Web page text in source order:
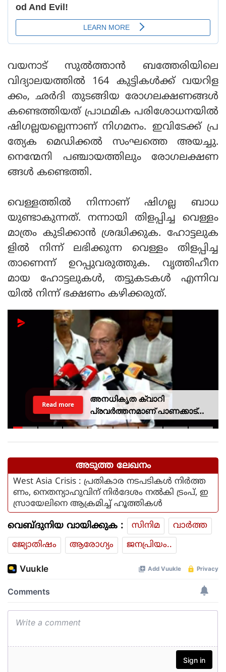
വയനാട് സുൽത്താൻ ബത്തേരിയിലെ
വിദ്യാലയത്തിൽ 164 കുട്ടികൾക്ക് വയറിള
ക്കം, ഛർദി തുടങ്ങിയ രോഗലക്ഷണങ്ങൾ
കണ്ടെത്തിയത് പ്രാഥമിക പരിശോധനയിൽ
ഷിഗല്ലയല്ലെന്നാണ് നിഗമനം. ഇവിടേക്ക് പ്ര
ത്യേക മെഡിക്കൽ സംഘത്തെ അയച്ചു.
നെന്മേനി പഞ്ചായത്തിലും രോഗലക്ഷണ
ങ്ങൾ കണ്ടെത്തി.
വെള്ളത്തിൽ നിന്നാണ് ഷിഗല്ല ബാധ
യുണ്ടാകുന്നത്. നന്നായി തിളപ്പിച്ച വെള്ളം
മാത്രം കുടിക്കാൻ ശ്രദ്ധിക്കുക. ഹോട്ടലുക
ളിൽ നിന്ന് ലഭിക്കുന്ന വെള്ളം തിളപ്പിച്ച
താണെന്ന് ഉറപ്പുവരുത്തുക. വൃത്തിഹീന
മായ ഹോട്ടലുകൾ, തട്ടുകടകൾ എന്നിവ
യിൽ നിന്ന് ഭക്ഷണം കഴിക്കരുത്.
അനധികൃത ക്വാറി
പ്രവര്‍ത്തനമാണ് പാണക്കാട്
ഉരുള്‍പൊട്ടലിന്
Read more
അടുത്ത ലേഖനം
West Asia Crisis : പ്രതികാര നടപടികൾ നിർത്ത
ണം, നെതന്യാഹുവിന് നിർദേശം നൽകി ട്രംപ്, ഇ
സ്രായേലിനെ ആക്രമിച്ച് ഹൂത്തികൾ
വെബ്ദുനിയ വായിക്കുക : സിനിമ
വാര്‍ത്ത
ജ്യോതിഷം
ആരോഗ്യം ജനപ്രിയം..